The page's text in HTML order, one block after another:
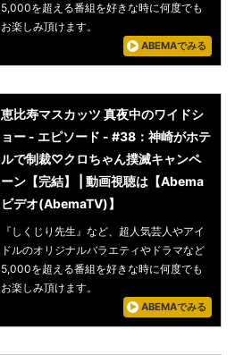
5,000を超える番組を好きな時に何度でも
お楽しみ頂けます。
ABEMAでみる
恵比寿マスカッツ 真夜中のワイドシ
ョー - エピソード - #38：神崎がホテ
ルで制裁♡クロちゃん撲滅キャンペ
ーン【完結】 | 動画視聴は【Abema
ビデオ(AbemaTV)】
『しくじり先生』など、超人気芸人やアイ
ドルのオリジナルバラエティやドラマなど
5,000を超える番組を好きな時に何度でも
お楽しみ頂けます。
ABEMAでみる